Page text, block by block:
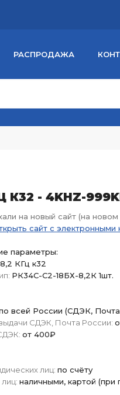
РАСПРОДАЖА
К32 - 4KHZ-
на новый сайт (на
сайт с электронными
параметры:
8,2 КГц к32
РК34С-С2-18БХ-8,2К 1шт.
всей России (СДЭК,
СДЭК, Почта России:
от 400₽
лиц: по счёту
наличными, картой